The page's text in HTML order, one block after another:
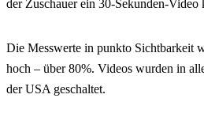
der Zuschauer ein 30-Sekunden-Video
Die Messwerte in punkto Sichtbarkeit
hoch – über 80%. Videos wurden in
der USA geschaltet.